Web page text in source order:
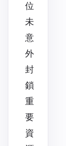
位
未
意
外
封
鎖
重
要
資